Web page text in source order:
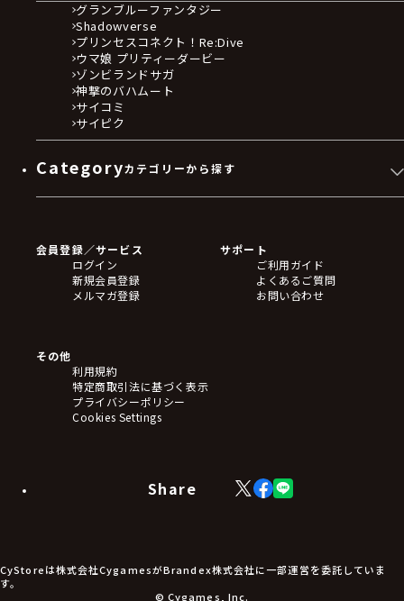
グランブルーファンタジー
Shadowverse
プリンセスコネクト！Re:Dive
ウマ娘 プリティーダービー
ゾンビランドサガ
神撃のバハムート
サイコミ
サイピク
Categoryカテゴリーから探す
フィギュア
アクリルスタンド
バッジ
キーホルダー・ストラップ
ステッカー・シール・カード
タペストリー・ポスター
アームサポーター
ブレードホルダー
食品・飲料品
アパレル小物
アクセサリー
会員登録／サービス
ログイン
新規会員登録
メルマガ登録
サポート
ご利用ガイド
よくあるご質問
お問い合わせ
その他
利用規約
特定商取引法に基づく表示
プライバシーポリシー
Cookies Settings
Share
X
(Twitter)
Facebook
LINE
CyStoreは株式会社CygamesがBrandex株式会社に一部運営を委託していま
す。
© Cygames, Inc.